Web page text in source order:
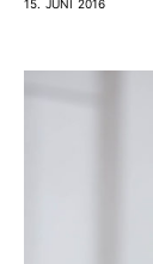
15. JUNI 2016